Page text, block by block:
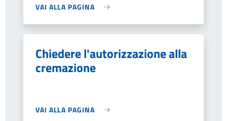
VAI ALLA PAGINA
Chiedere l'autorizzazione alla
cremazione
VAI ALLA PAGINA